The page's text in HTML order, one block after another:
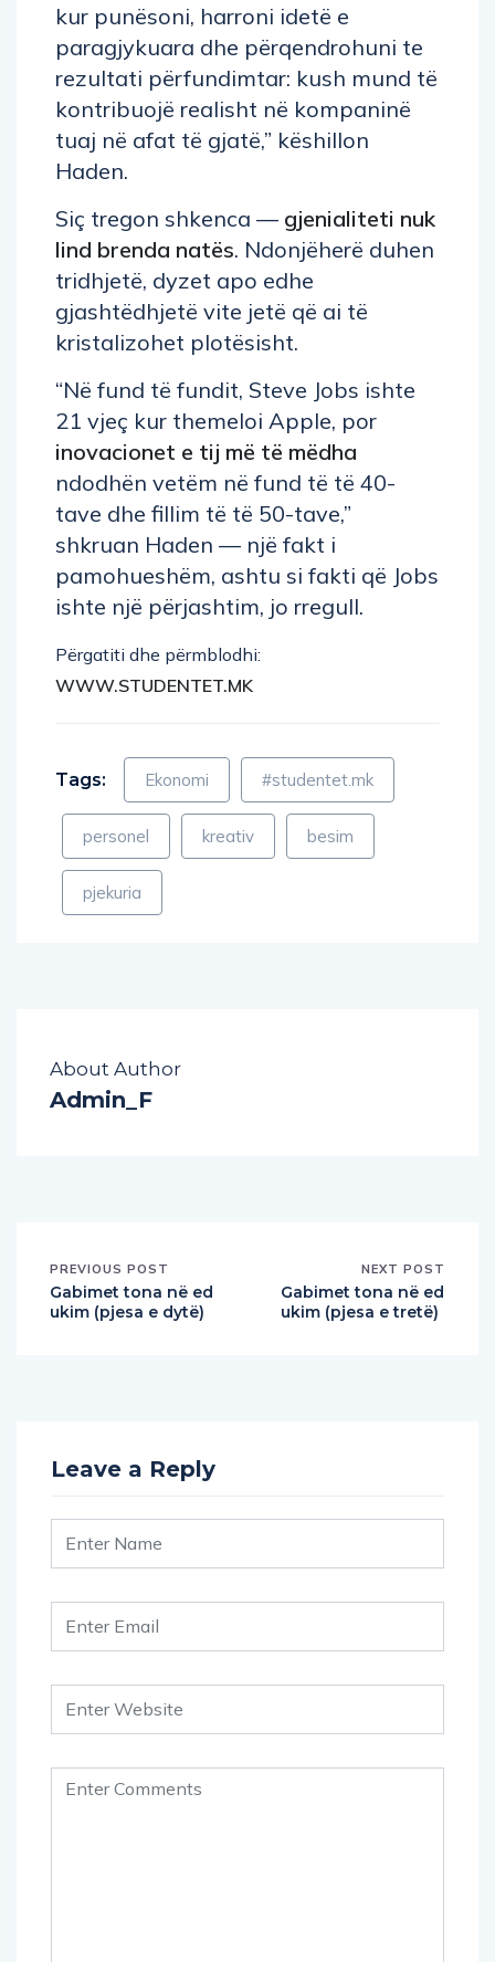
kur punësoni, harroni idetë e
paragjykuara dhe përqendrohuni te
rezultati përfundimtar: kush mund të
kontribuojë realisht në kompaninë
tuaj në afat të gjatë,” këshillon
Haden.
Siç tregon shkenca — gjenialiteti nuk
lind brenda natës. Ndonjëherë duhen
tridhjetë, dyzet apo edhe
gjashtëdhjetë vite jetë që ai të
kristalizohet plotësisht.
“Në fund të fundit, Steve Jobs ishte
21 vjeç kur themeloi Apple, por
inovacionet e tij më të mëdha
ndodhën vetëm në fund të të 40-
tave dhe fillim të të 50-tave,”
shkruan Haden — një fakt i
pamohueshëm, ashtu si fakti që Jobs
ishte një përjashtim, jo rregull.
Përgatiti dhe përmblodhi:
WWW.STUDENTET.MK
Tags: Ekonomi #studentet.mk
personel kreativ besim
pjekuria
About Author
Admin_F
PREVIOUS POST
Gabimet tona në ed
ukim (pjesa e dytë)
NEXT POST
Gabimet tona në ed
ukim (pjesa e tretë)
Leave a Reply